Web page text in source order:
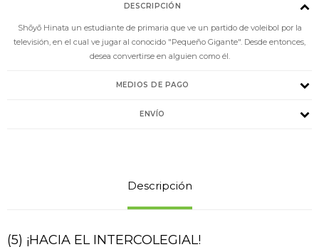
DESCRIPCIÓN
Shōyō Hinata un estudiante de primaria que ve un partido de voleibol por la
televisión, en el cual ve jugar al conocido "Pequeño Gigante". Desde entonces,
desea convertirse en alguien como él.
MEDIOS DE PAGO
ENVÍO
Descripción
(5) ¡HACIA EL INTERCOLEGIAL!